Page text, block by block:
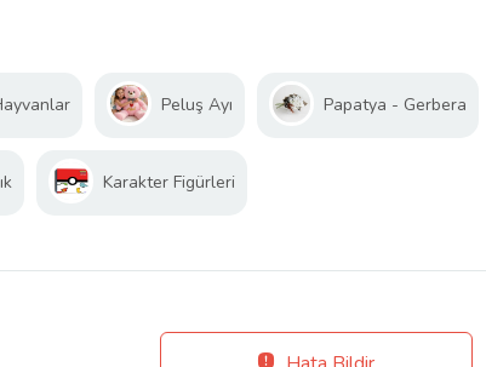
Peluş Ayı Papatya - Gerbera
Karakter Figürleri